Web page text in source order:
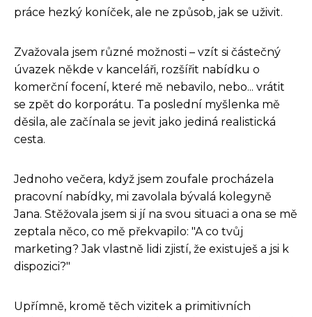
práce hezký koníček, ale ne způsob, jak se uživit.
Zvažovala jsem různé možnosti – vzít si částečný
úvazek někde v kanceláři, rozšířit nabídku o
komerční focení, které mě nebavilo, nebo... vrátit
se zpět do korporátu. Ta poslední myšlenka mě
děsila, ale začínala se jevit jako jediná realistická
cesta.
Jednoho večera, když jsem zoufale procházela
pracovní nabídky, mi zavolala bývalá kolegyně
Jana. Stěžovala jsem si jí na svou situaci a ona se mě
zeptala něco, co mě překvapilo: "A co tvůj
marketing? Jak vlastně lidi zjistí, že existuješ a jsi k
dispozici?"
Upřímně, kromě těch vizitek a primitivních